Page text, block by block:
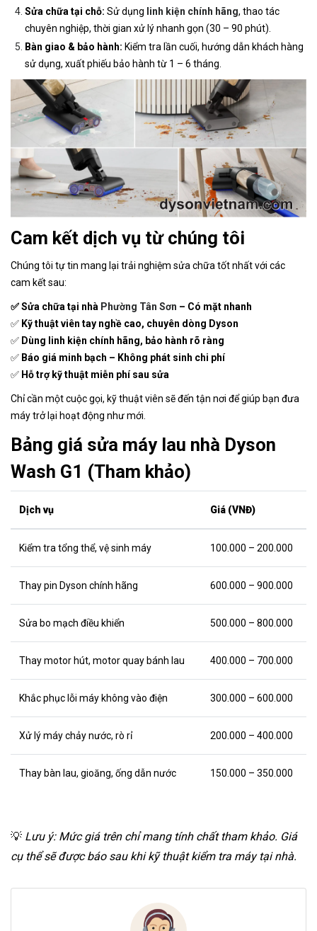
Sửa chữa tại chỗ: Sử dụng linh kiện chính hãng, thao tác
chuyên nghiệp, thời gian xử lý nhanh gọn (30 – 90 phút).
Bàn giao & bảo hành: Kiểm tra lần cuối, hướng dẫn khách hàng
sử dụng, xuất phiếu bảo hành từ 1 – 6 tháng.
Cam kết dịch vụ từ chúng tôi
Chúng tôi tự tin mang lại trải nghiệm sửa chữa tốt nhất với các
cam kết sau:
✅ Sửa chữa tại nhà Phường Tân Sơn – Có mặt nhanh
✅ Kỹ thuật viên tay nghề cao, chuyên dòng Dyson
✅ Dùng linh kiện chính hãng, bảo hành rõ ràng
✅ Báo giá minh bạch – Không phát sinh chi phí
✅ Hỗ trợ kỹ thuật miễn phí sau sửa
Chỉ cần một cuộc gọi, kỹ thuật viên sẽ đến tận nơi để giúp bạn đưa
máy trở lại hoạt động như mới.
Bảng giá sửa máy lau nhà Dyson
Wash G1 (Tham khảo)
Dịch vụ Giá (VNĐ)
Kiểm tra tổng thể, vệ sinh máy 100.000 – 200.000
Thay pin Dyson chính hãng 600.000 – 900.000
Sửa bo mạch điều khiển 500.000 – 800.000
Thay motor hút, motor quay bánh lau 400.000 – 700.000
Khắc phục lỗi máy không vào điện 300.000 – 600.000
Xử lý máy chảy nước, rò rỉ 200.000 – 400.000
Thay bàn lau, gioăng, ống dẫn nước 150.000 – 350.000
💡 Lưu ý: Mức giá trên chỉ mang tính chất tham khảo. Giá
cụ thể sẽ được báo sau khi kỹ thuật kiểm tra máy tại nhà.